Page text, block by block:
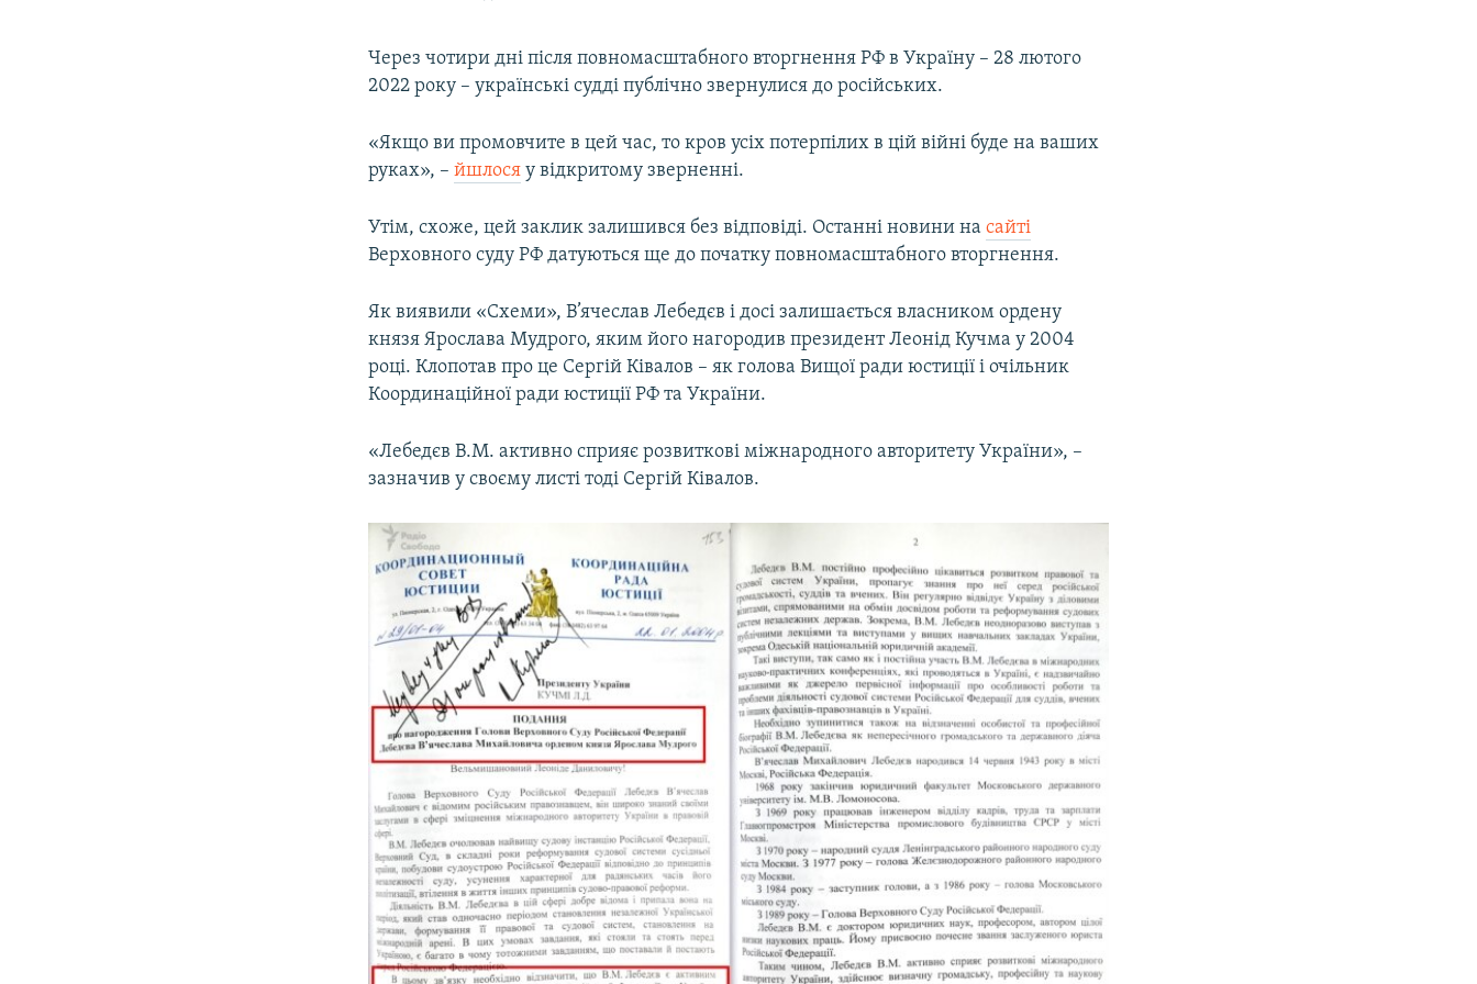
Через чотири дні після повномасштабного вторгнення РФ в Україну – 28 лютого
2022 року – українські судді публічно звернулися до російських.
«Якщо ви промовчите в цей час, то кров усіх потерпілих в цій війні буде на ваших
руках», –йшлося у відкритому зверненні.
Утім, схоже, цей заклик залишився без відповіді. Останні новини насайті
Верховного суду РФ датуються ще до початку повномасштабного вторгнення.
Як виявили «Схеми», В’ячеслав Лебедєв і досі залишається власником ордену
князя Ярослава Мудрого, яким його нагородив президент Леонід Кучма у 2004
році. Клопотав про це Сергій Ківалов – як голова Вищої ради юстиції і очільник
Координаційної ради юстиції РФ та України.
«Лебедєв В.М. активно сприяє розвиткові міжнародного авторитету України», –
зазначив у своєму листі тоді Сергій Ківалов.